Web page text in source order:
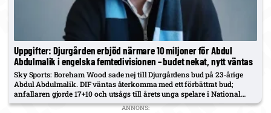
Uppgifter: Djurgården erbjöd närmare 10 miljoner för Abdul
Abdulmalik i engelska femtedivisionen – budet nekat, nytt väntas
Sky Sports: Boreham Wood sade nej till Djurgårdens bud på 23‑årige
Abdul Abdulmalik. DIF väntas återkomma med ett förbättrat bud;
anfallaren gjorde 17+10 och utsågs till årets unga spelare i National
League.
ANNONS: